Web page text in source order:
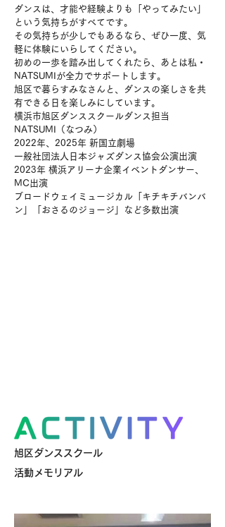
ダンスは、才能や経験よりも
「やってみたい」
という気持ちがすべてです。
その気持ちが少しでもあるなら、ぜひ一度、気
軽に体験にいらしてください。
初めの一歩を踏み出してくれたら、あとは私・
NATSUMIが全力でサポートします。
旭区で暮らすみなさんと、ダンスの楽しさを共
有できる日を楽しみにしています。
横浜市旭区ダンススクールダンス担当
NATSUMI（なつみ）
2022年、2025年 新国立劇場
一般社団法人日本ジャズダンス協会公演出演
2023年 横浜アリーナ企業イベントダンサー、
MC出演
ブロードウェイミュージカル「キチキチバンバ
ン」「おさるのジョージ」など多数出演
旭区ダンススクール
活動メモリアル